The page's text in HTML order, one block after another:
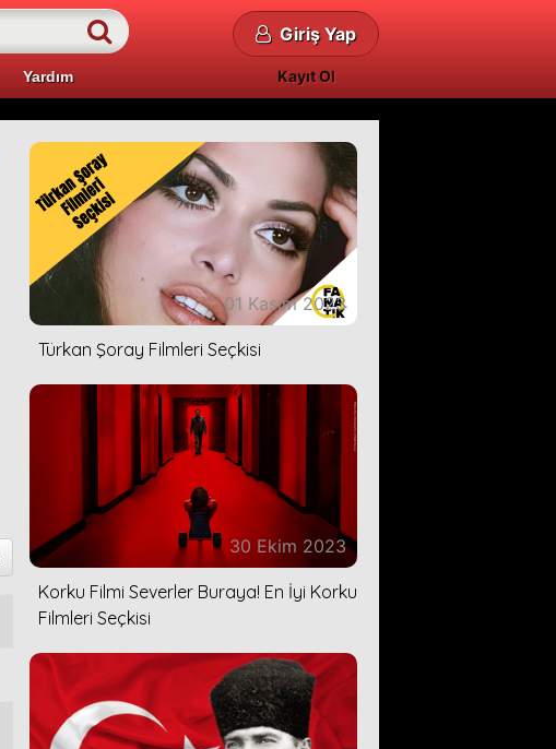
Yardım
Giriş Yap
Kayıt Ol
01 Kasım 2023
Türkan Şoray Filmleri Seçkisi
30 Ekim 2023
Korku Filmi Severler Buraya! En İyi Korku
Filmleri Seçkisi